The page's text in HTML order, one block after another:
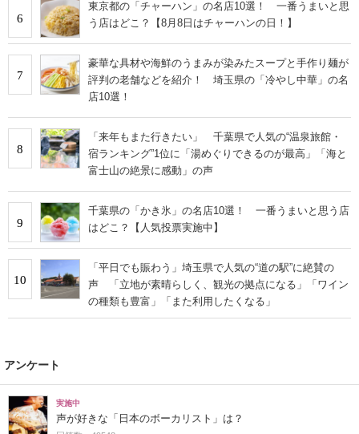
6
東京都の「チャーハン」の名店10選！ 一番うまいと思
う店はどこ？【8月8日はチャーハンの日！】
7
豪華な具材や海鮮のうまみが染みたスープと手作り麺が
評判の老舗などを紹介！ 埼玉県の「冷やし中華」の名
店10選！
8
「来年もまた行きたい」 千葉県で人気の“温泉旅館・
宿ランキング”1位に「湯めぐりできるのが最高」「海と
富士山の絶景に感動」の声
9
千葉県の「かき氷」の名店10選！ 一番うまいと思う店
はどこ？【人気投票実施中】
10
「平日でも賑わう」埼玉県で人気の“道の駅”に絶賛の
声 「立地が素晴らしく、観光の拠点になる」「ワイン
の種類も豊富」「また利用したくなる」
アンケート
実施中
声が好きな「日本のボーカリスト」は？